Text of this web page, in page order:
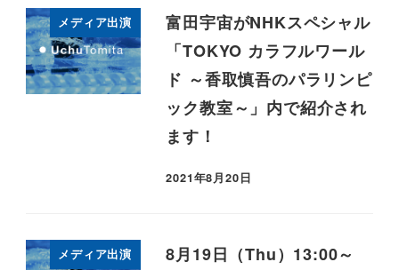
メディア出演
富田宇宙がNHKスペシャル
「TOKYO カラフルワール
ド ～香取慎吾のパラリンピ
ック教室～」内で紹介され
ます！
2021年8月20日
メディア出演
8月19日（Thu）13:00～